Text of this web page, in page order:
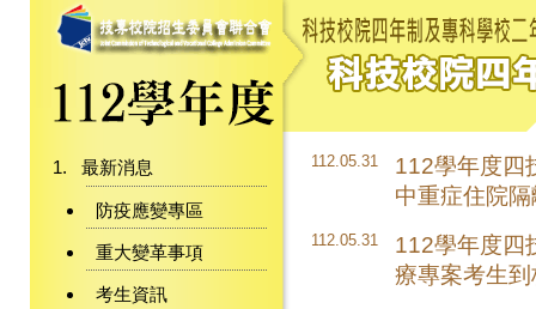
最新消息
防疫應變專區
重大變革事項
考生資訊
112.05.31
112學年度四
中重症住院
112.05.31
112學年度四
療專案考生